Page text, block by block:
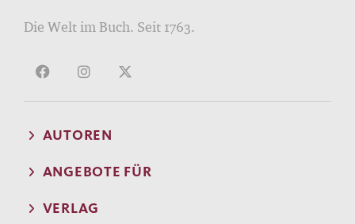
Die Welt im Buch. Seit 1763.
AUTOREN
ANGEBOTE FÜR
VERLAG